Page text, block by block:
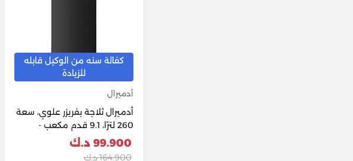
كفالة سنه من الوكيل قابله
للزيادة
أدميرال
أدميرال ثلاجة بفريزر علوي، سعة
260 لترًا، 9.1 قدم مكعب -
رمادي
99.900 د.ك
164.900 د.ك